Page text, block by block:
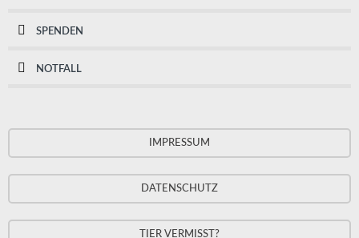
SPENDEN
NOTFALL
IMPRESSUM
DATENSCHUTZ
TIER VERMISST?